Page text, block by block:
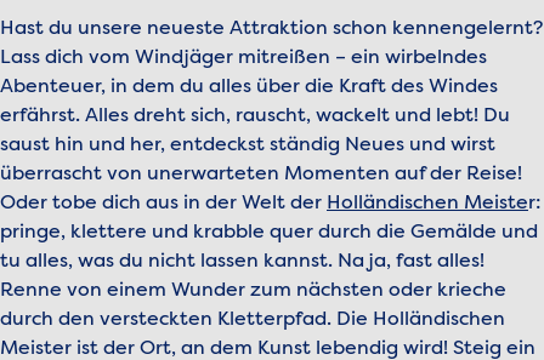
Hast du unsere neueste Attraktion schon kennengelernt?
Lass dich vom Windjäger mitreißen – ein wirbelndes
Abenteuer, in dem du alles über die Kraft des Windes
erfährst. Alles dreht sich, rauscht, wackelt und lebt! Du
saust hin und her, entdeckst ständig Neues und wirst
überrascht von unerwarteten Momenten auf der Reise!
Oder tobe dich aus in der Welt der Holländischen Meister:
pringe, klettere und krabble quer durch die Gemälde und
tu alles, was du nicht lassen kannst. Na ja, fast alles!
Renne von einem Wunder zum nächsten oder krieche
durch den versteckten Kletterpfad. Die Holländischen
Meister ist der Ort, an dem Kunst lebendig wird! Steig ein